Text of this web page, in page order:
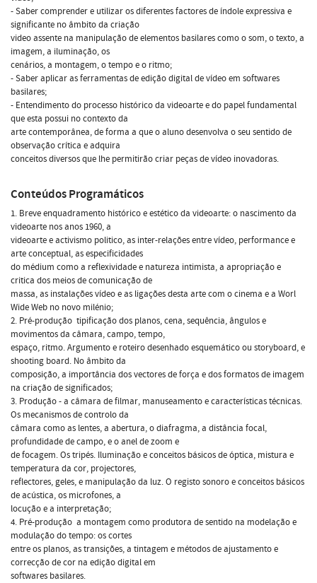
- Saber comprender e utilizar os diferentes factores de índole expressiva e
significante no âmbito da criação
video assente na manipulação de elementos basilares como o som, o texto, a
imagem, a iluminação, os
cenários, a montagem, o tempo e o ritmo;
- Saber aplicar as ferramentas de edição digital de vídeo em softwares
basilares;
- Entendimento do processo histórico da videoarte e do papel fundamental
que esta possui no contexto da
arte contemporânea, de forma a que o aluno desenvolva o seu sentido de
observação crítica e adquira
conceitos diversos que lhe permitirão criar peças de vídeo inovadoras.
Conteúdos Programáticos
1. Breve enquadramento histórico e estético da videoarte: o nascimento da
videoarte nos anos 1960, a
videoarte e activismo politico, as inter-relações entre vídeo, performance e
arte conceptual, as especificidades
do médium como a reflexividade e natureza intimista, a apropriação e
critica dos meios de comunicação de
massa, as instalações vídeo e as ligações desta arte com o cinema e a Worl
Wide Web no novo milénio;
2. Pré-produção  tipificação dos planos, cena, sequência, ângulos e
movimentos da câmara, campo, tempo,
espaço, ritmo. Argumento e roteiro desenhado esquemático ou storyboard, e
shooting board. No âmbito da
composição, a importância dos vectores de força e dos formatos de imagem
na criação de significados;
3. Produção - a câmara de filmar, manuseamento e características técnicas.
Os mecanismos de controlo da
câmara como as lentes, a abertura, o diafragma, a distância focal,
profundidade de campo, e o anel de zoom e
de focagem. Os tripés. Iluminação e conceitos básicos de óptica, mistura e
temperatura da cor, projectores,
reflectores, geles, e manipulação da luz. O registo sonoro e conceitos básicos
de acústica, os microfones, a
locução e a interpretação;
4. Pré-produção  a montagem como produtora de sentido na modelação e
modulação do tempo: os cortes
entre os planos, as transições, a tintagem e métodos de ajustamento e
correcção de cor na edição digital em
softwares basilares.